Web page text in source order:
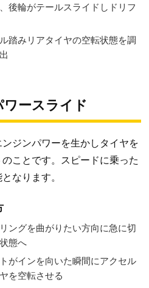
後輪がテールスライドしドリフ
踏みリアタイヤの空転状態を調
ワースライド
ジンパワーを生かしタイヤを
ことです。スピードに乗った
なります。
ングを曲がりたい方向に急に切
態へ
がインを向いた瞬間にアクセル
を空転させる